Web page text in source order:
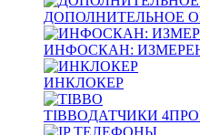
ДОПОЛНИТЕЛЬНОЕ
ИНФОСКАН:
ИНКЛОКЕР
TIBBOДАТЧИКИ 4